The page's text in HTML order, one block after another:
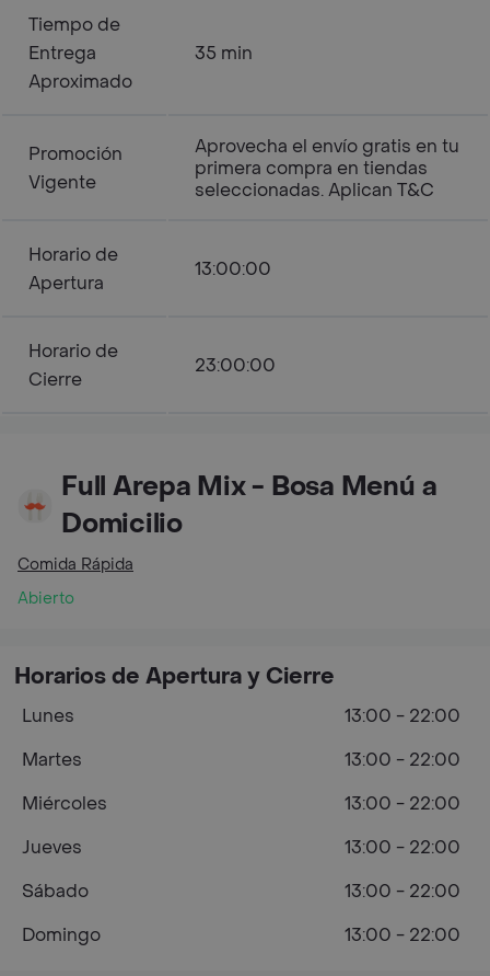
Tiempo de
Entrega
Aproximado
35 min
Promoción
Vigente
Aprovecha el envío gratis en tu
primera compra en tiendas
seleccionadas. Aplican T&C
Horario de
Apertura
13:00:00
Horario de
Cierre
23:00:00
Full Arepa Mix - Bosa Menú a
Domicilio
Comida Rápida
Abierto
Horarios de Apertura y Cierre
Lunes
13:00 - 22:00
Martes
13:00 - 22:00
Miércoles
13:00 - 22:00
Jueves
13:00 - 22:00
Sábado
13:00 - 22:00
Domingo
13:00 - 22:00